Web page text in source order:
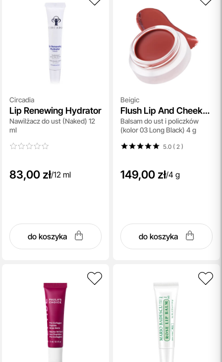
Circadia
Lip Renewing Hydrator
Nawilżacz do ust (Naked) 12
ml
83,00 zł/12 ml
do koszyka
Beigic
Flush Lip And Cheek
Balm SPF 15
Balsam do ust i policzków
(kolor 03 Long Black) 4 g
5.0 ( 2 )
149,00 zł/4 g
do koszyka